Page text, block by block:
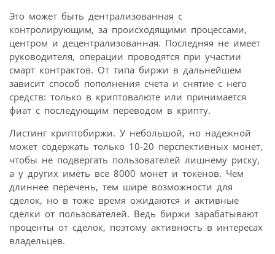
Это может быть дентрализованная с
контролирующим, за происходящими процессами,
центром и децентрализованная. Последняя не имеет
руководителя, операции проводятся при участии
смарт контрактов. От типа биржи в дальнейшем
зависит способ пополнения счета и снятие с него
средств: только в криптовалюте или принимается
фиат с последующим переводом в крипту.
Листинг криптобиржи. У небольшой, но надежной
может содержать только 10-20 перспективных монет,
чтобы не подвергать пользователей лишнему риску,
а у других иметь все 8000 монет и токенов. Чем
длиннее перечень, тем шире возможности для
сделок, но в тоже время ожидаются и активные
сделки от пользователей. Ведь биржи зарабатывают
проценты от сделок, поэтому активность в интересах
владельцев.